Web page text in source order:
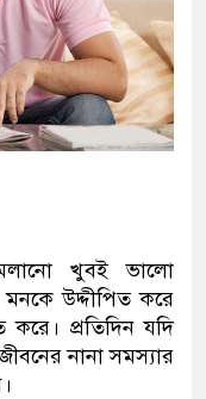
খুবই ভালো
উদ্দীপিত করে
প্রতিদিন যদি
নানা সমস্যার